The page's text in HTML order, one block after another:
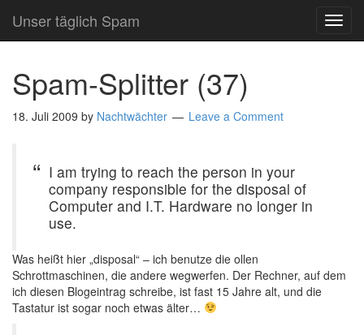
Unser täglich Spam
Spam-Splitter (37)
18. Juli 2009 by Nachtwächter Leave a Comment
I am trying to reach the person in your
company responsible for the disposal of
Computer and I.T. Hardware no longer in
use.
Was heißt hier „disposal“ – ich benutze die ollen
Schrottmaschinen, die andere wegwerfen. Der Rechner, auf dem
ich diesen Blogeintrag schreibe, ist fast 15 Jahre alt, und die
Tastatur ist sogar noch etwas älter…